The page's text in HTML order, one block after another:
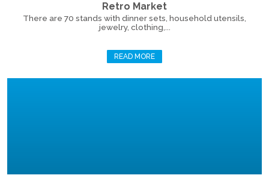
Retro Market
There are 70 stands with dinner sets, household utensils,
jewelry, clothing,...
READ MORE